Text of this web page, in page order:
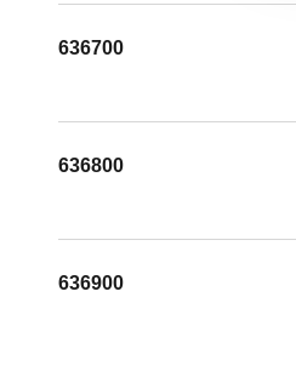
636700
636800
636900